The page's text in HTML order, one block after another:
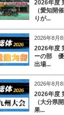
2026年度
（愛知開
りが...
2026年8月8
2026年度
ーの部 優
出場...
2026年8月8
2026年度
（大分県
果...